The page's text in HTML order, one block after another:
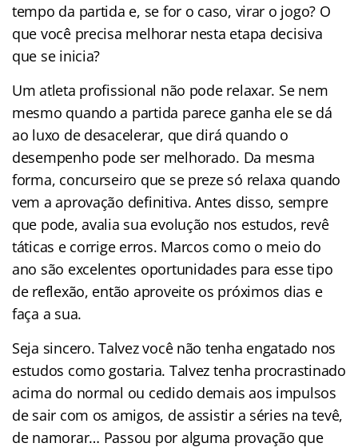
tempo da partida e, se for o caso, virar o jogo? O
que você precisa melhorar nesta etapa decisiva
que se inicia?
Um atleta profissional não pode relaxar. Se nem
mesmo quando a partida parece ganha ele se dá
ao luxo de desacelerar, que dirá quando o
desempenho pode ser melhorado. Da mesma
forma, concurseiro que se preze só relaxa quando
vem a aprovação definitiva. Antes disso, sempre
que pode, avalia sua evolução nos estudos, revê
táticas e corrige erros. Marcos como o meio do
ano são excelentes oportunidades para esse tipo
de reflexão, então aproveite os próximos dias e
faça a sua.
Seja sincero. Talvez você não tenha engatado nos
estudos como gostaria. Talvez tenha procrastinado
acima do normal ou cedido demais aos impulsos
de sair com os amigos, de assistir a séries na tevê,
de namorar… Passou por alguma provação que